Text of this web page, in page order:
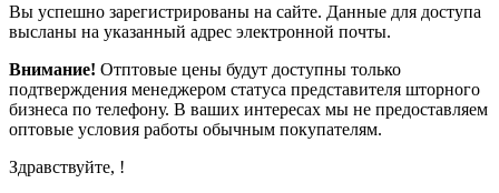
Вы успешно зарегистрированы на сайте. Данные для доступа
высланы на указанный адрес электронной почты.
Внимание! Отптовые цены будут доступны только
подтверждения менеджером статуса представителя шторного
бизнеса по телефону. В ваших интересах мы не предоставляем
оптовые условия работы обычным покупателям.
Здравствуйте, !